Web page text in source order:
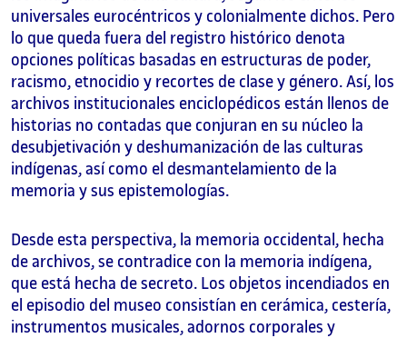
universales eurocéntricos y colonialmente dichos. Pero
lo que queda fuera del registro histórico denota
opciones políticas basadas en estructuras de poder,
racismo, etnocidio y recortes de clase y género. Así, los
archivos institucionales enciclopédicos están llenos de
historias no contadas que conjuran en su núcleo la
desubjetivación y deshumanización de las culturas
indígenas, así como el desmantelamiento de la
memoria y sus epistemologías.
Desde esta perspectiva, la memoria occidental, hecha
de archivos, se contradice con la memoria indígena,
que está hecha de secreto. Los objetos incendiados en
el episodio del museo consistían en cerámica, cestería,
instrumentos musicales, adornos corporales y